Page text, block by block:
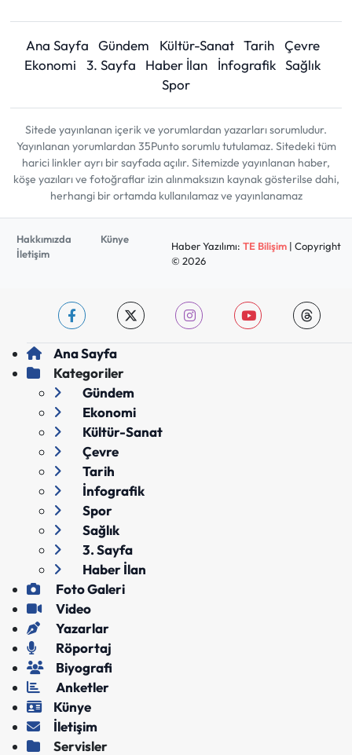
Ana Sayfa Gündem Kültür-Sanat Tarih
Çevre
Ekonomi
3. Sayfa Haber İlan İnfografik Sağlık
Spor
Sitede yayınlanan içerik ve yorumlardan yazarları sorumludur.
Yayınlanan yorumlardan 35Punto sorumlu tutulamaz. Sitedeki tüm
harici linkler ayrı bir sayfada açılır. Sitemizde yayınlanan haber,
köşe yazıları ve fotoğraflar izin alınmaksızın kaynak gösterilse dahi,
herhangi bir ortamda kullanılamaz ve yayınlanamaz
Hakkımızda
Künye
İletişim
Haber Yazılımı: TE Bilişim| Copyright
© 2026
Ana Sayfa
Kategoriler
Gündem
Ekonomi
Kültür-Sanat
Çevre
Tarih
İnfografik
Spor
Sağlık
3. Sayfa
Haber İlan
Foto Galeri
Video
Yazarlar
Röportaj
Biyografi
Anketler
Künye
İletişim
Servisler